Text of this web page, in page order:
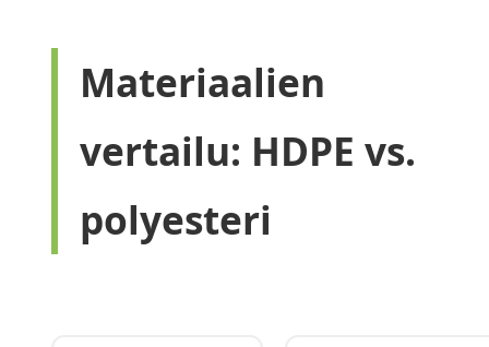
Materiaalien
vertailu: HDPE vs.
polyesteri